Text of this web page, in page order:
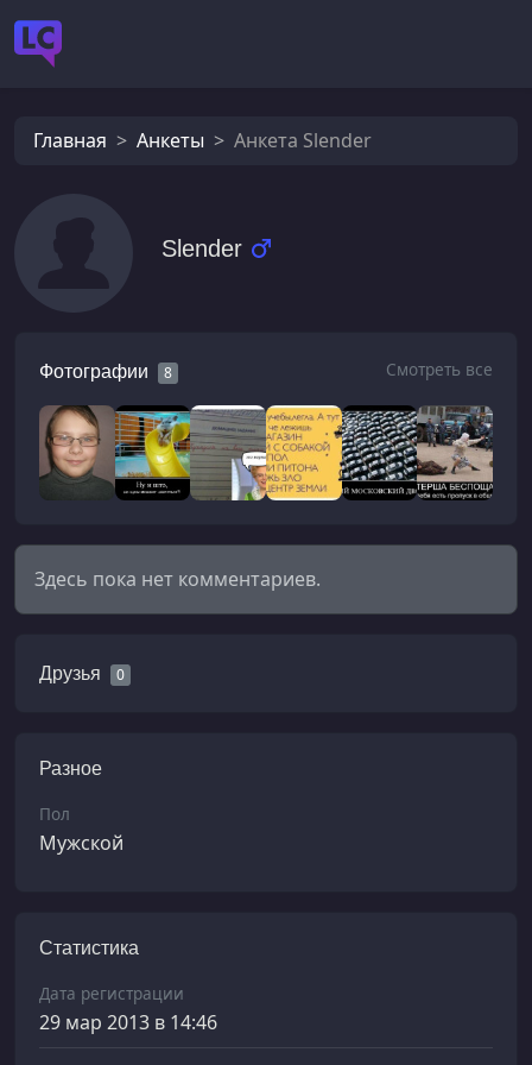
Главная Анкеты Анкета Slender
Slender
Фотографии 8 Смотреть все
Здесь пока нет комментариев.
Друзья 0
Разное
Пол
Мужской
Статистика
Дата регистрации
29 мар 2013 в 14:46